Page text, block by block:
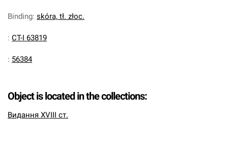
Binding: skóra, tł. złoc.
: CT-I 63819
: 56384
Object is located in the collections:
Видання XVIII ст.